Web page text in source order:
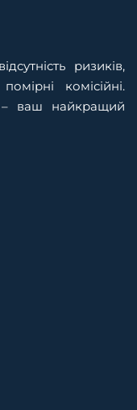
ризиків,
комісійні.
– ваш найкращий